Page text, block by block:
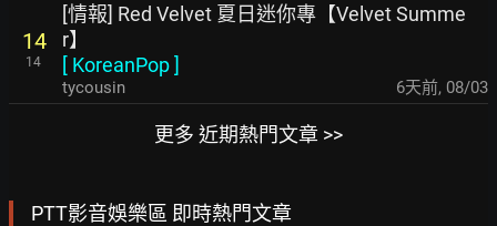
14
14
[情報] Red Velvet 夏日迷你專【Velvet Summe
r】
[ KoreanPop]
tycousin 6天前, 08/03
更多 近期熱門文章 >>
PTT影音娛樂區 即時熱門文章